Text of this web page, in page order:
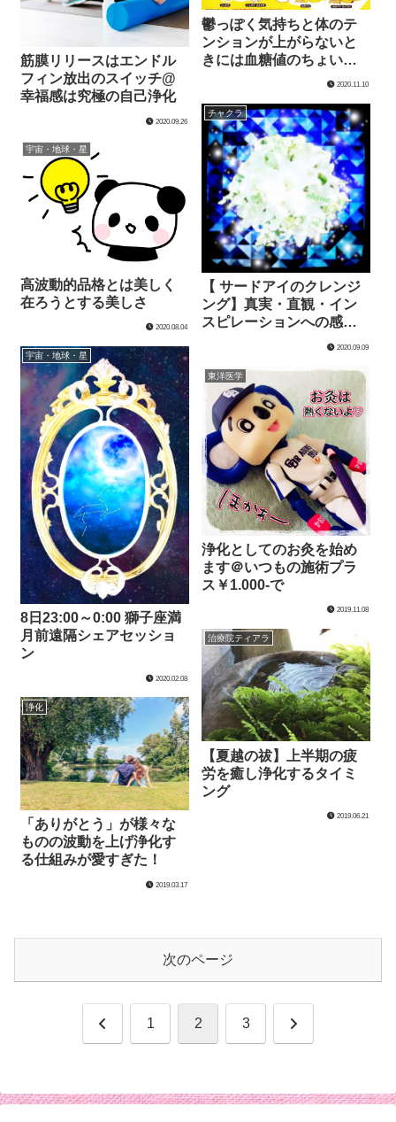
鬱っぽく気持ちと体のテ
ンションが上がらないと
きには血糖値のちょい上
2020.11.10
筋膜リリースはエンドル
フィン放出のスイッチ@
幸福感は究極の自己浄化
2020.09.26
チャクラ
【 サードアイのクレンジ
ング】真実・直観・イン
スピレーションへの感度
2020.09.09
宇宙・地球・星
高波動的品格とは美しく
在ろうとする美しさ
2020.08.04
宇宙・地球・星
8日23:00～0:00 獅子座満
月前遠隔シェアセッショ
ン
2020.02.08
東洋医学
浄化としてのお灸を始め
ます＠いつもの施術プラ
ス￥1.000-で
2019.11.08
治療院ティアラ
【夏越の祓】上半期の疲
労を癒し浄化するタイミ
ング
2019.06.21
浄化
「ありがとう」が様々な
ものの波動を上げ浄化す
る仕組みが愛すぎた！
2019.03.17
次のページ
前 1 2 3 次